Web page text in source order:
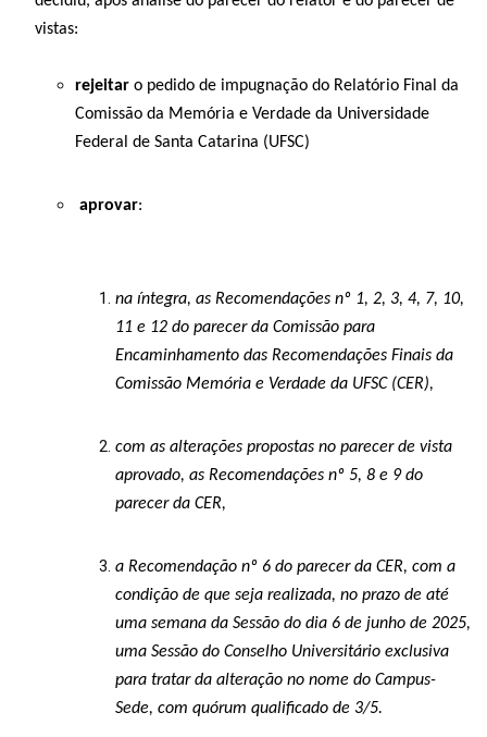
vistas:
rejeitaro pedido de impugnação do Relatório Final da
Comissão da Memória e Verdade da Universidade
Federal de Santa Catarina (UFSC)
aprovar:
na íntegra, as Recomendações nº 1, 2, 3, 4, 7, 10,
11 e 12 do parecer da Comissão para
Encaminhamento das Recomendações Finais da
Comissão Memória e Verdade da UFSC (CER),
com as alterações propostas no parecer de vista
aprovado, as Recomendações nº 5, 8 e 9 do
parecer da CER,
a Recomendação nº 6 do parecer da CER, com a
condição de que seja realizada, no prazo de até
uma semana da Sessão do dia 6 de junho de 2025,
uma Sessão do Conselho Universitário exclusiva
para tratar da alteração no nome do Campus-
Sede, com quórum qualificado de 3/5.